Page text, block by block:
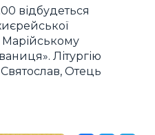
відбудеться
Марійському
Літургію
Отець